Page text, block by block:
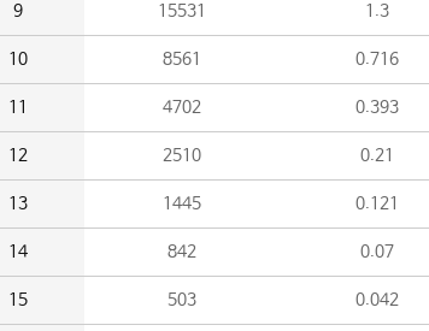
9 15531 1.3
10 8561 0.716
11 4702 0.393
12 2510 0.21
13 1445 0.121
14 842 0.07
15 503 0.042